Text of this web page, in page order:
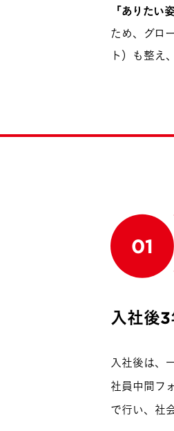
「ありたい姿
ため、グロ
ト）も整え
01
入社後3
入社後は、
社員中間フ
で行い、社